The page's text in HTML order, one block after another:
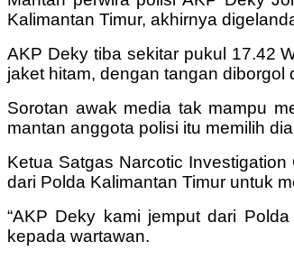
Kalimantan Timur, akhirnya
AKP Deky tiba sekitar pukul 17.42
jaket hitam, dengan tangan
Sorotan awak media tak mampu
mantan anggota polisi itu memilih
Ketua Satgas Narcotic
dari Polda Kalimantan Timur untuk
“AKP Deky kami jemput dari
kepada wartawan.